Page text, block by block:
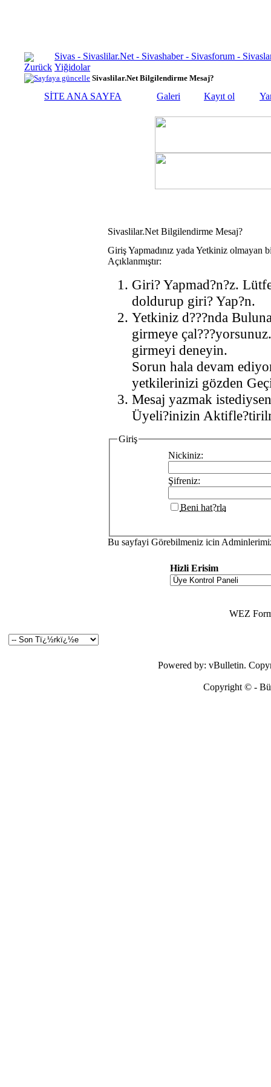
Sivas - Sivaslilar.Net - Sivashaber - Sivasforum -
Yiğidolar
Sivaslilar.Net Bilgilendirme Mesaj?
SİTE ANA SAYFA Galeri Kayıt ol
Sivaslilar.Net Bilgilendirme Mesaj?
Giriş Yapmadınız yada Yetkiniz olmayan
Açıklanmıştır:
Giri? Yapmad?n?z.
doldurup giri? Yap?n.
Yetkiniz d???nda
girmeye
girmeyi deneyin.
Sorun hala devam
yetkilerinizi gözden
Mesaj yazmak
Üyeli?inizin
Giriş
Nickiniz:
Şifreniz:
Beni hat?rla
Bu sayfayi Görebilmeniz icin
Hizli Erisim
WEZ
Powered by: vBulletin.
Copyright © -